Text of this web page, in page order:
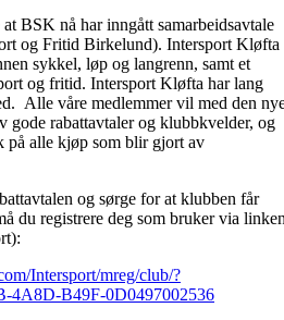
BSK nå har inngått samarbeidsavtale
og Fritid Birkelund). Intersport Kløfta
sykkel, løp og langrenn, samt et
og fritid. Intersport Kløfta har lang
Alle våre medlemmer vil med den
gode rabattavtaler og klubbkvelder, og
på alle kjøp som blir gjort av
og sørge for at klubben får
du registrere deg som bruker via
Intersport/mreg/club/?
4A8D-B49F-0D0497002536